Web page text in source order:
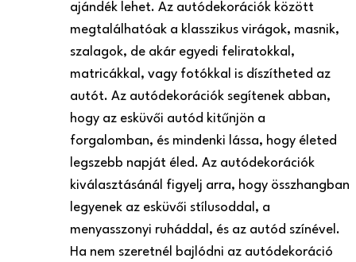
ajándék lehet. Az autódekorációk között
megtalálhatóak a klasszikus virágok, masnik,
szalagok, de akár egyedi feliratokkal,
matricákkal, vagy fotókkal is díszítheted az
autót. Az autódekorációk segítenek abban,
hogy az esküvői autód kitűnjön a
forgalomban, és mindenki lássa, hogy életed
legszebb napját éled. Az autódekorációk
kiválasztásánál figyelj arra, hogy összhangban
legyenek az esküvői stílusoddal, a
menyasszonyi ruháddal, és az autód színével.
Ha nem szeretnél bajlódni az autódekoráció